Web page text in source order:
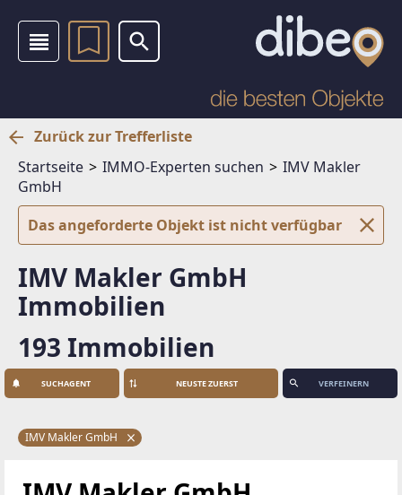
Zurück zur Trefferliste
Startseite
IMMO-Experten suchen
IMV Makler
GmbH
Das angeforderte Objekt ist nicht verfügbar
IMV Makler GmbH
Immobilien
193 Immobilien
SUCHAGENT VERFEINERN
IMV Makler GmbH